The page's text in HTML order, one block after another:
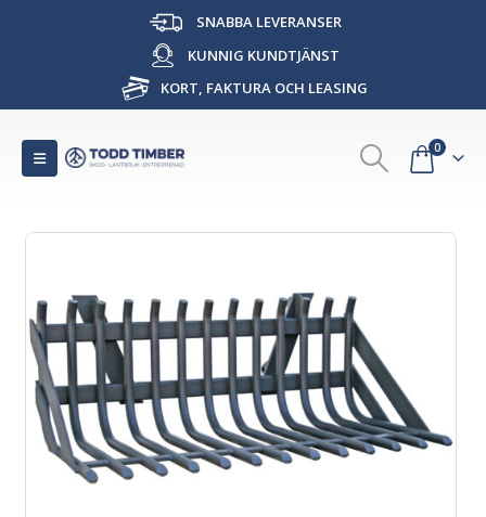
SNABBA LEVERANSER
KUNNIG KUNDTJÄNST
KORT, FAKTURA OCH LEASING
0